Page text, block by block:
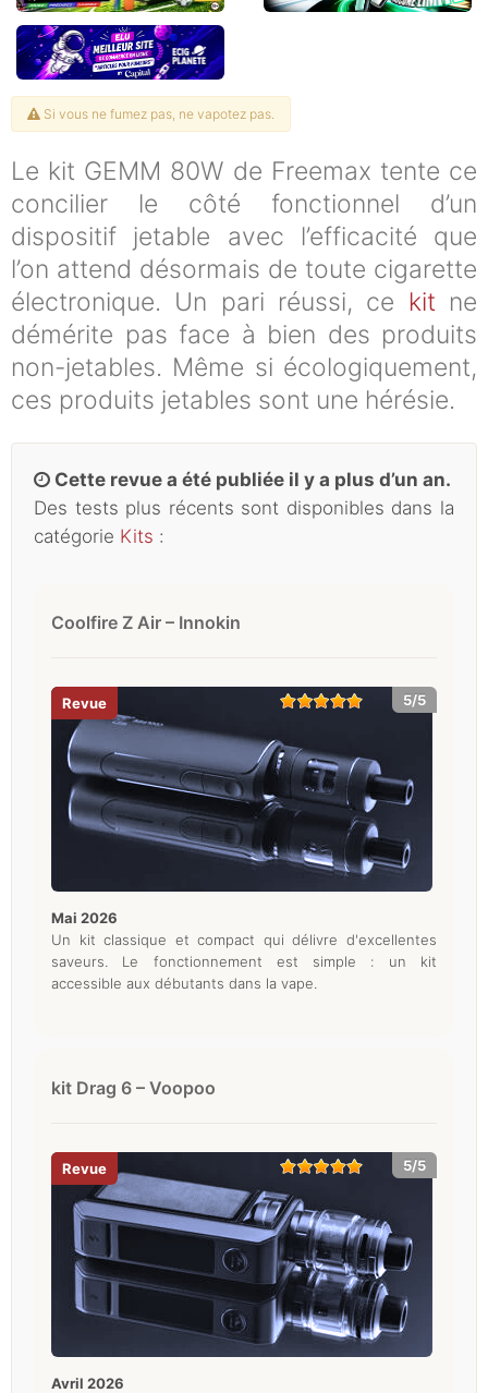
Si vous ne fumez pas, ne vapotez pas.
Le kit GEMM 80W de Freemax tente ce
concilier le côté fonctionnel d’un
dispositif jetable avec l’efficacité que
l’on attend désormais de toute cigarette
électronique. Un pari réussi, ce kitne
démérite pas face à bien des produits
non-jetables. Même si écologiquement,
ces produits jetables sont une hérésie.
Cette revue a été publiée il y a plus d’un an.
Des tests plus récents sont disponibles dans la
catégorie Kits :
Coolfire Z Air – Innokin
5/5
mai 2026
Un kit classique et compact qui délivre d'excellentes
saveurs. Le fonctionnement est simple : un kit
accessible aux débutants dans la vape.
kit Drag 6 – Voopoo
5/5
avril 2026